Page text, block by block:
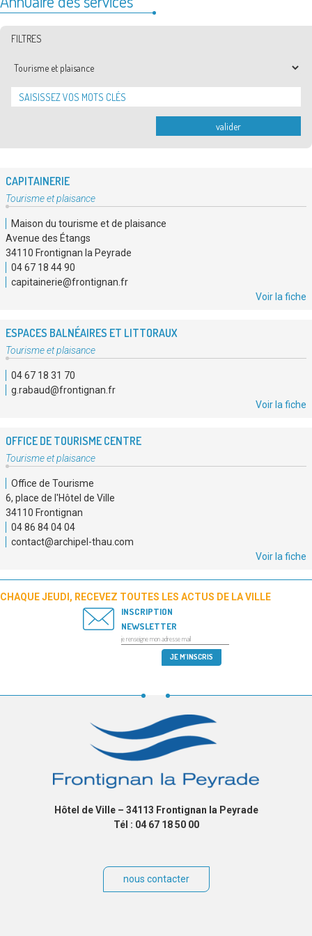
FILTRES
Type
service
valider
CAPITAINERIE
Type
service
:
Tourisme et plaisance
Maison du tourisme et de plaisance
Avenue des Étangs
34110 Frontignan la Peyrade
04 67 18 44 90
capitainerie@frontignan.fr
Voir la fiche
ESPACES BALNÉAIRES ET LITTORAUX
Type
service
:
Tourisme et plaisance
04 67 18 31 70
g.rabaud@frontignan.fr
Voir la fiche
OFFICE DE TOURISME CENTRE
Type
service
:
Tourisme et plaisance
Office de Tourisme
6, place de l'Hôtel de Ville
34110 Frontignan
04 86 84 04 04
contact@archipel-thau.com
Voir la fiche
CHAQUE JEUDI, RECEVEZ TOUTES LES ACTUS DE LA VILLE
INSCRIPTION
NEWSLETTER
Hôtel de Ville – 34113 Frontignan la Peyrade
Tél : 04 67 18 50 00
nous contacter